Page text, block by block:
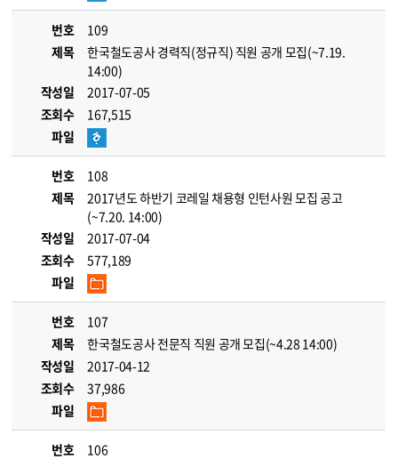
번호
109
제목
한국철도공사 경력직(정규직) 직원 공개 모집(~7.19.
14:00)
작성일
2017-07-05
조회수
167,515
파일
번호
108
제목
2017년도 하반기 코레일 채용형 인턴사원 모집 공고
(~7.20. 14:00)
작성일
2017-07-04
조회수
577,189
파일
번호
107
제목
한국철도공사 전문직 직원 공개 모집(~4.28 14:00)
작성일
2017-04-12
조회수
37,986
파일
번호
106